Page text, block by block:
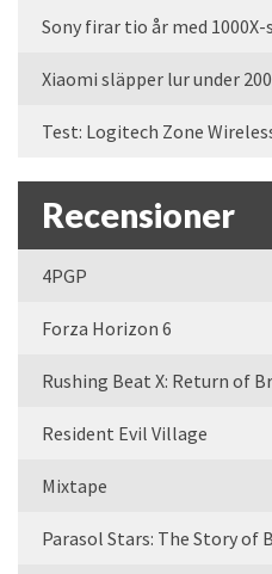
Sony firar tio år med 1000X-
Xiaomi släpper lur under
Test: Logitech Zone
Recensioner
4PGP
Forza Horizon 6
Rushing Beat X: Return of
Resident Evil Village
Mixtape
Parasol Stars: The Story of